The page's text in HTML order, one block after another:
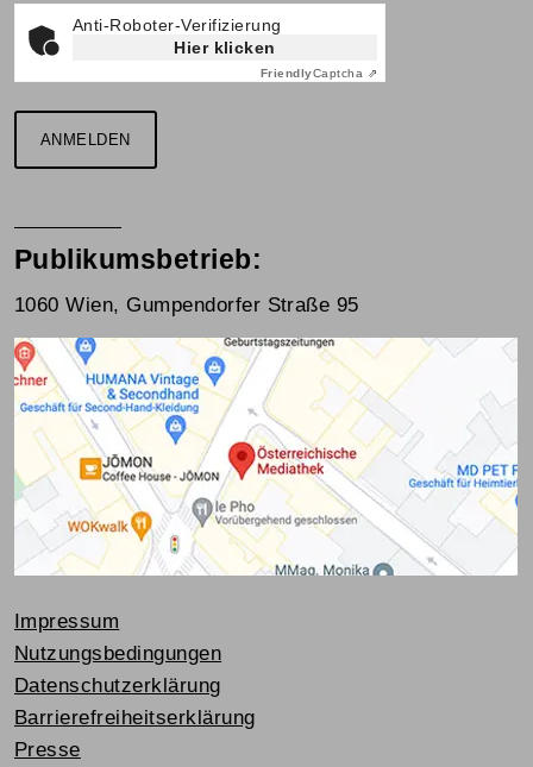
Anti-Roboter-Verifizierung
Hier klicken
FriendlyCaptcha ⇗
ANMELDEN
Publikumsbetrieb:
1060 Wien, Gumpendorfer Straße 95
Impressum
Nutzungsbedingungen
Datenschutzerklärung
Barrierefreiheitserklärung
Presse